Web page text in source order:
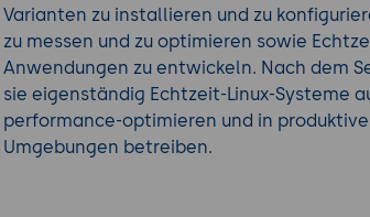
Varianten zu installieren und zu
zu messen und zu optimieren sowie
Anwendungen zu entwickeln. Nach dem
sie eigenständig Echtzeit-Linux-Systeme
performance-optimieren und in
Umgebungen betreiben.